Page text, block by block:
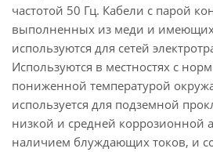
частотой 50 Гц. Кабели с парой
выполненных из меди и
используются для сетей
Используются в местностях с
пониженной температурой
используется для подземной
низкой и средней коррозионной
наличием блуждающих токов, и